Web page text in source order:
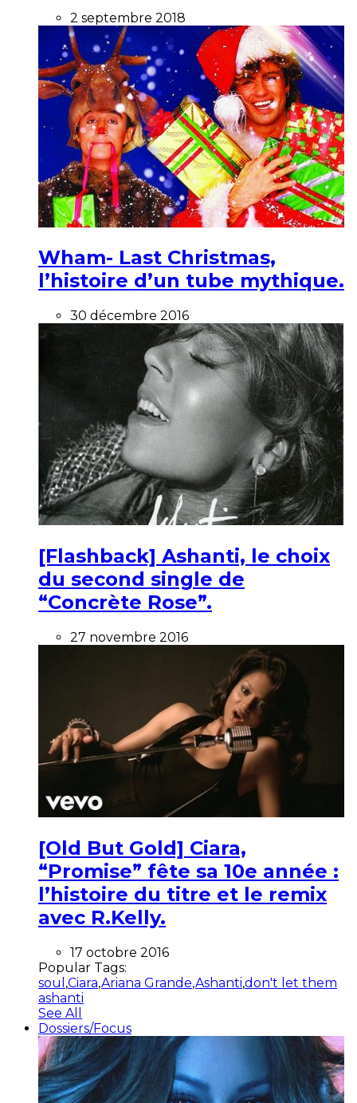
2 septembre 2018
Wham- Last Christmas,
l’histoire d’un tube mythique.
30 décembre 2016
[Flashback] Ashanti, le choix
du second single de
“Concrète Rose”.
27 novembre 2016
[Old But Gold] Ciara,
“Promise” fête sa 10e année :
l’histoire du titre et le remix
avec R.Kelly.
17 octobre 2016
Popular Tags:
soul ,Ciara,Ariana Grande,Ashanti,don't let them
ashanti
See All
Dossiers/Focus